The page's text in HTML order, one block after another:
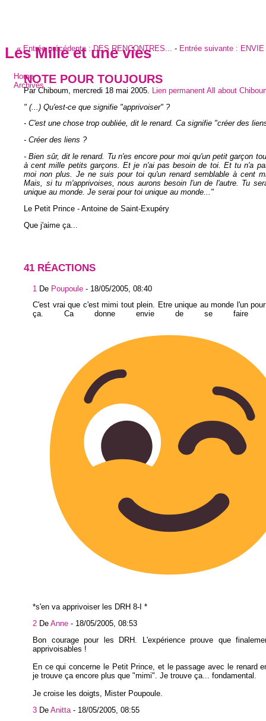
Les Mille et une vies
Home
Archives
« Entrée précédente :DES RENCONTRES... - Entrée suivante :
NOTE POUR TOUJOURS
Par Chiboum, mercredi 18 mai 2005 Lien permanent All about
" (...) Qu'est-ce que signifie "apprivoiser" ?
- C'est une chose trop oubliée, dit le renard. Ca signifie "créer des
- Créer des liens ?
- Bien sûr, dit le renard. Tu n'es encore pour moi qu'un petit garçon
à cent mille petits garçons. Et je n'ai pas besoin de toi. Et tu n'a
moi non plus. Je ne suis pour toi qu'un renard semblable à cent
Mais, si tu m'apprivoises, nous aurons besoin l'un de l'autre. Tu
unique au monde. Je serai pour toi unique au monde..."
Le Petit Prince - Antoine de Saint-Exupéry
Que j'aime ça...
41 RÉACTIONS
1 De Poupoule - 18/05/2005, 08:40
C'est vrai que c'est mimi tout plein. Etre unique au monde l'un
ça. Ca donne envie de se faire
*s'en va apprivoiser les DRH 8-I *
2 De Anne - 18/05/2005, 08:53
Bon courage pour les DRH. L'expérience prouve que
apprivoisables !
En ce qui concerne le Petit Prince, et le passage avec le renard
je trouve ça encore plus que "mimi". Je trouve ça... fondamental.
Je croise les doigts, Mister Poupoule.
3 De Anitta - 18/05/2005, 08:55